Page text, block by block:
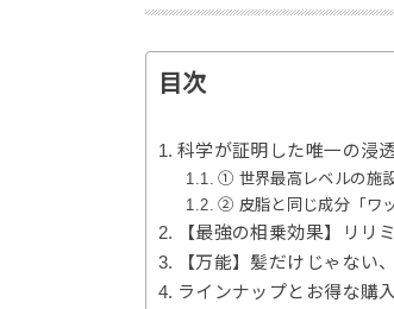
目次
科学が証明した唯一の浸
① 世界最高レベルの施
② 皮脂と同じ成分「ワ
【最強の相乗効果】リリ
【万能】髪だけじゃない
ラインナップとお得な購